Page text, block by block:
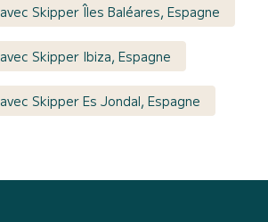
Skipper Îles Baléares, Espagne
Skipper Ibiza, Espagne
Skipper Es Jondal, Espagne